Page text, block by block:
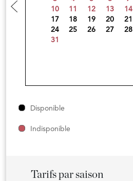
10
11 12 13 14
17
18 19 20 21
24
25 26 27 28
31
Disponible
Indisponible
Tarifs par saison